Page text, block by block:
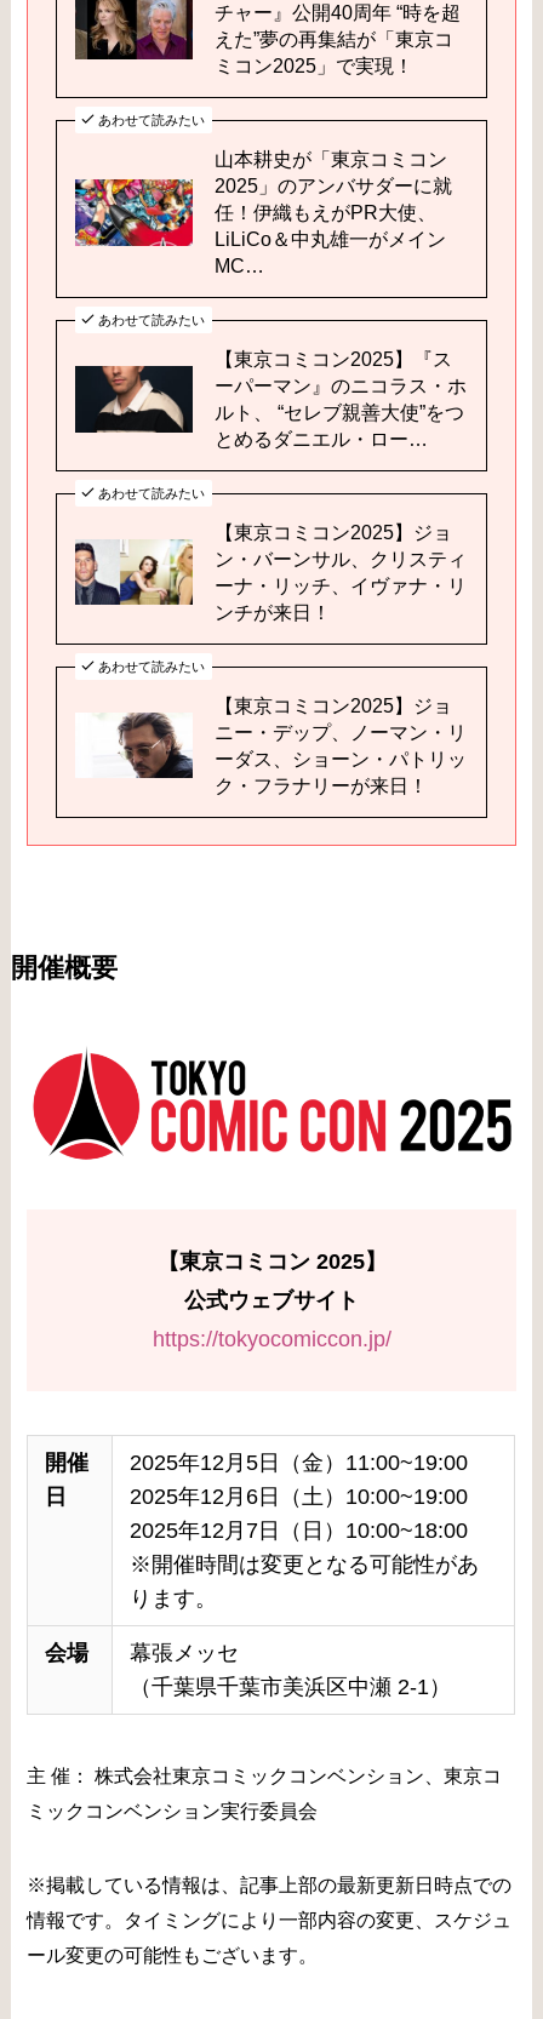
チャー』公開40周年 “時を超
えた”夢の再集結が「東京コ
ミコン2025」で実現！
あわせて読みたい
山本耕史が「東京コミコン
2025」のアンバサダーに就
任！伊織もえがPR大使、
LiLiCo＆中丸雄一がメイン
MC…
あわせて読みたい
【東京コミコン2025】『ス
ーパーマン』のニコラス・ホ
ルト、 “セレブ親善大使”をつ
とめるダニエル・ロー…
あわせて読みたい
【東京コミコン2025】ジョ
ン・バーンサル、クリスティ
ーナ・リッチ、イヴァナ・リ
ンチが来日！
あわせて読みたい
【東京コミコン2025】ジョ
ニー・デップ、ノーマン・リ
ーダス、ショーン・パトリッ
ク・フラナリーが来日！
開催概要
【東京コミコン 2025】
公式ウェブサイト
https://tokyocomiccon.jp/
開催
日
2025年12月5日（金）11:00~19:00
2025年12月6日（土）10:00~19:00
2025年12月7日（日）10:00~18:00
※開催時間は変更となる可能性があ
ります。
会場
幕張メッセ
（千葉県千葉市美浜区中瀬 2-1）
主 催： 株式会社東京コミックコンベンション、東京コ
ミックコンベンション実行委員会
※掲載している情報は、記事上部の最新更新日時点での
情報です。タイミングにより一部内容の変更、スケジュ
ール変更の可能性もございます。